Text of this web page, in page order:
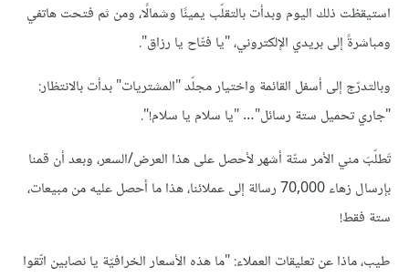
استيقظت ذلك اليوم وبدأت بالتقلّب يمينًا وشمالًا، ومن ثم فتحت هاتفي
ومباشرةً إلى بريدي الإلكتروني، "يا فتّاح يا رزاق".
وبالتدرّج إلى أسفل القائمة واختيار مجلّد "المشتريات" بدأت بالانتظار:
"جاري تحميل ستة رسائل"… "يا سلام يا سلام!".
تَطلّبَ مني الأمر ستّة أشهر لأحصل على هذا العرض/السعر، وبعد أن قمنا
بإرسال زهاء 70,000 رسالة إلى عملائنا، هذا ما أحصل عليه من مبيعات،
ستة فقط!
طيب، ماذا عن تعليقات العملاء: "ما هذه الأسعار الخرافيّة يا نصابين اتّقوا